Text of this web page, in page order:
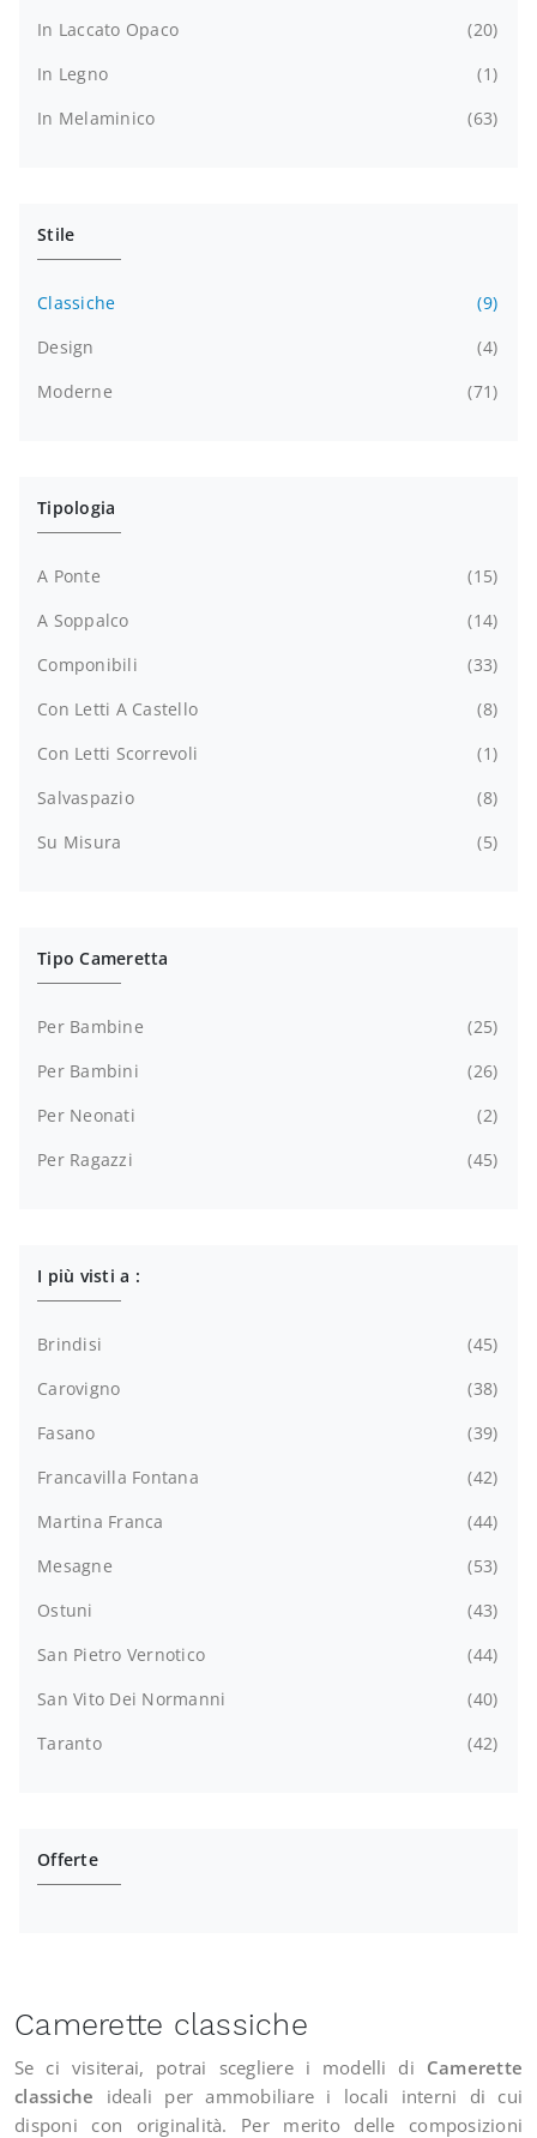
In Laccato Opaco
20
In Legno
1
In Melaminico
63
Stile
Classiche
9
Design
4
Moderne
71
Tipologia
A Ponte
15
A Soppalco
14
Componibili
33
Con Letti A Castello
8
Con Letti Scorrevoli
1
Salvaspazio
8
Su Misura
5
Tipo Cameretta
Per Bambine
25
Per Bambini
26
Per Neonati
2
Per Ragazzi
45
I più visti a :
Brindisi
45
Carovigno
38
Fasano
39
Francavilla Fontana
42
Martina Franca
44
Mesagne
53
Ostuni
43
San Pietro Vernotico
44
San Vito Dei Normanni
40
Taranto
42
Offerte
Camerette classiche
Se ci visiterai, potrai scegliere i modelli di Camerette
classiche ideali per ammobiliare i locali interni di cui
disponi con originalità. Per merito delle composizioni